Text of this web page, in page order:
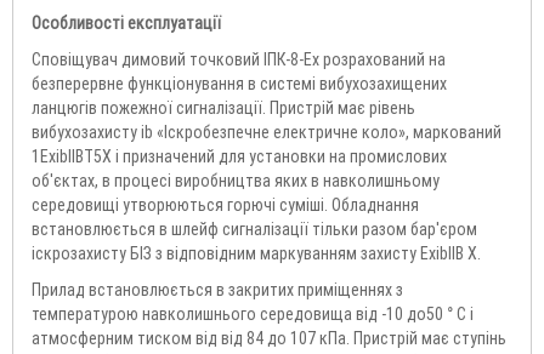
Особливості експлуатації
Сповіщувач димовий точковий ІПК-8-Ех розрахований на
безперервне функціонування в системі вибухозахищених
ланцюгів пожежної сигналізації. Пристрій має рівень
вибухозахисту ib «Іскробезпечне електричне коло», маркований
1ExіbІІВТ5Х і призначений для установки на промислових
об'єктах, в процесі виробництва яких в навколишньому
середовищі утворюються горючі суміші. Обладнання
встановлюється в шлейф сигналізації тільки разом бар'єром
іскрозахисту БІЗ з відповідним маркуванням захисту ExіbІІВ Х.
Прилад встановлюється в закритих приміщеннях з
температурою навколишнього середовища від -10 до50 ° С і
атмосферним тиском від від 84 до 107 кПа. Пристрій має ступінь